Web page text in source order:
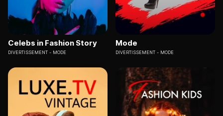
Celebs in Fashion Story
DIVERTISSEMENT MODE
Mode
DIVERTISSEMENT MODE